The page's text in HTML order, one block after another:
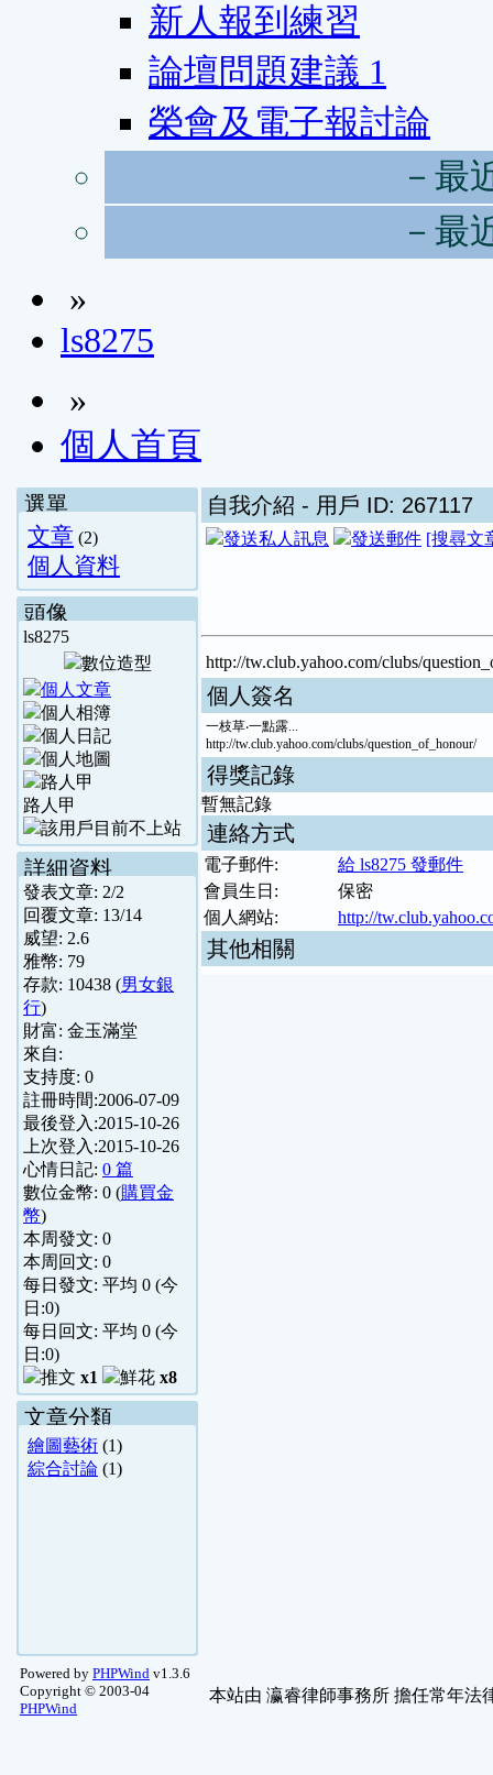
新人報到練習
論壇問題建議 1
榮會及電子報討論
－最
－最
»
ls8275
»
個人首頁
選單
文章 (2)
個人資料
頭像
ls8275
路人甲
詳細資料
發表文章: 2/2
回覆文章: 13/14
威望: 2.6
雅幣: 79
存款: 10438 (男女銀
行)
財富: 金玉滿堂
來自:
支持度: 0
註冊時間:2006-07-09
最後登入:2015-10-26
上次登入:2015-10-26
心情日記: 0 篇
數位金幣: 0 (購買金
幣)
本周發文: 0
本周回文: 0
每日發文: 平均 0 (今
日:0)
每日回文: 平均 0 (今
日:0)
x1
x8
文章分類
繪圖藝術 (1)
綜合討論 (1)
自我介紹 - 用戶 ID: 267117
[搜尋文
http://tw.club.yahoo.com/clubs/
個人簽名
一枝草‧一點露...
http://tw.club.yahoo.com/clubs/question_of_honour/
得獎記錄
暫無記錄
連絡方式
電子郵件:
給 ls8275 發郵件
會員生日:
保密
個人網站:
http://
其他相關
Powered by PHPWind v1.3.6
Copyright © 2003-04
PHPWind
本站由 瀛睿律師事務所 擔任常年法